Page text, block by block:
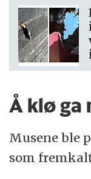
Å klø ga
Musene ble
som